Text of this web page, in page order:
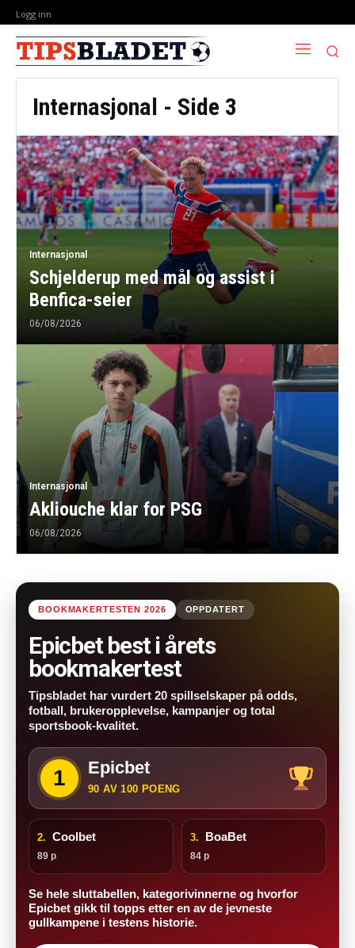
Logg inn
Internasjonal - Side 3
Internasjonal
Schjelderup med mål og assist i
Benfica-seier
06/08/2026
Internasjonal
Akliouche klar for PSG
06/08/2026
BOOKMAKERTESTEN 2026 OPPDATERT
Epicbet best i årets
bookmakertest
Tipsbladet har vurdert 20 spillselskaper på odds,
fotball, brukeropplevelse, kampanjer og total
sportsbook-kvalitet.
1 Epicbet
90 AV 100 POENG
2. Coolbet
89 p
3. BoaBet
84 p
Se hele sluttabellen, kategorivinnerne og hvorfor
Epicbet gikk til topps etter en av de jevneste
gullkampene i testens historie.